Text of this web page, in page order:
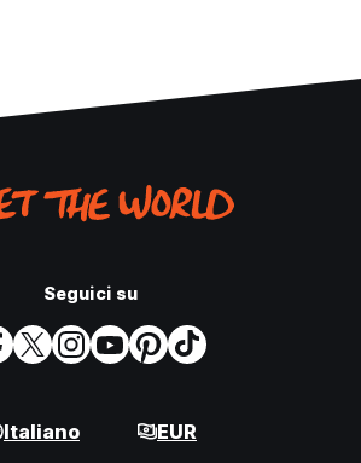
Seguici su
Italiano EUR